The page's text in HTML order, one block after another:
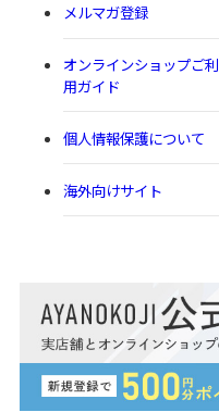
メルマガ登録
オンラインショップご利
用ガイド
個人情報保護について
海外向けサイト